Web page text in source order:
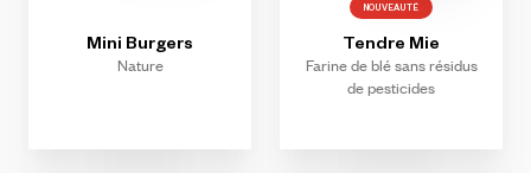
Mini Burgers
Nature
NOUVEAUTÉ
Tendre Mie
Farine de blé sans résidus
de pesticides